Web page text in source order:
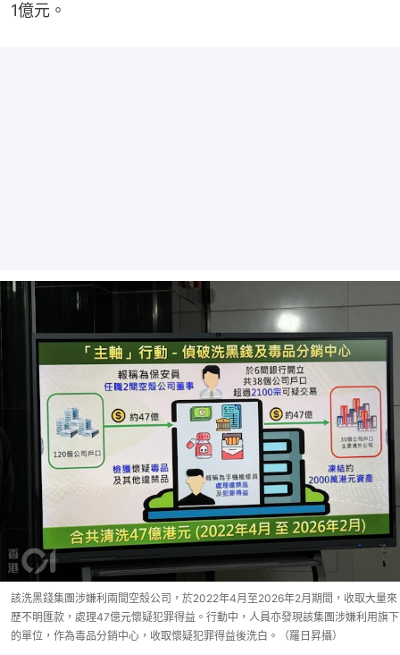
1億元。
該洗黑錢集團涉嫌利兩間空殼公司，於2022年4月至2026年2月期間，收取大量來
歷不明匯款，處理47億元懷疑犯罪得益。行動中，人員亦發現該集團涉嫌利用旗下
的單位，作為毒品分銷中心，收取懷疑犯罪得益後洗白。（羅日昇攝）